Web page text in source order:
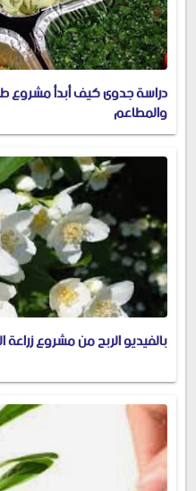
دراسة جدوى كيف أبدأ مشروع
والمطاعم
بالفيديو الربح من مشروع